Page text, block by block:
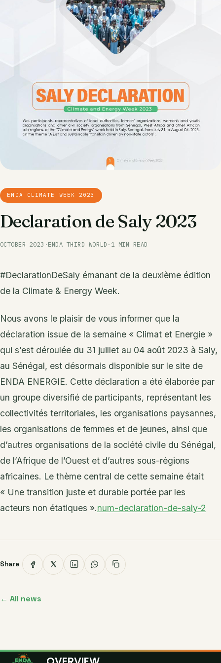
ENDA CLIMATE WEEK 2023
Declaration de Saly 2023
OCTOBER 2023 · ENDA THIRD WORLD · 1 MIN READ
#DeclarationDeSaly émanant de la deuxième édition
de la Climate & Energy Week.
Nous avons le plaisir de vous informer que la
déclaration issue de la semaine « Climat et Energie »
qui s’est déroulée du 31 juillet au 04 août 2023 à Saly,
au Sénégal, est désormais disponible sur le site de
ENDA ENERGIE. Cette déclaration a été élaborée par
un groupe diversifié de participants, représentant les
collectivités territoriales, les organisations paysannes,
les organisations de femmes et de jeunes, ainsi que
d’autres organisations de la société civile du Sénégal,
de l’Afrique de l’Ouest et d’autres sous-régions
africaines. Le thème central de cette semaine était
« Une transition juste et durable portée par les
acteurs non étatiques ».num-declaration-de-saly-2
Share
← All news